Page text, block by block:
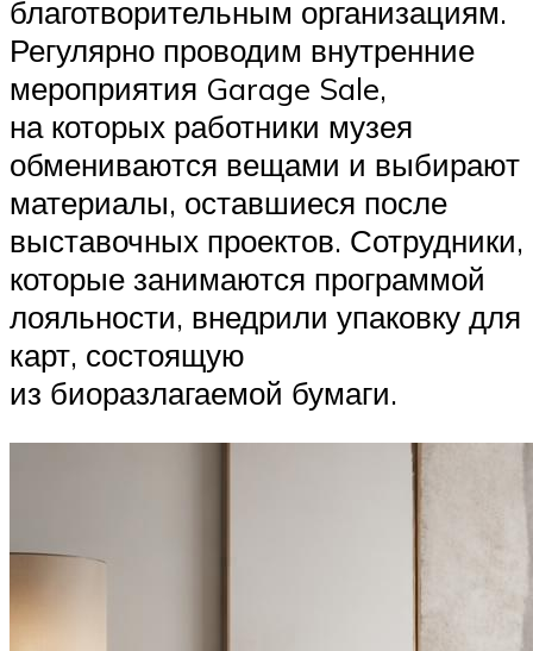
благотворительным организациям.
Регулярно проводим внутренние
мероприятия Garage Sale,
на которых работники музея
обмениваются вещами и выбирают
материалы, оставшиеся после
выставочных проектов. Сотрудники,
которые занимаются программой
лояльности, внедрили упаковку для
карт, состоящую
из биоразлагаемой бумаги.